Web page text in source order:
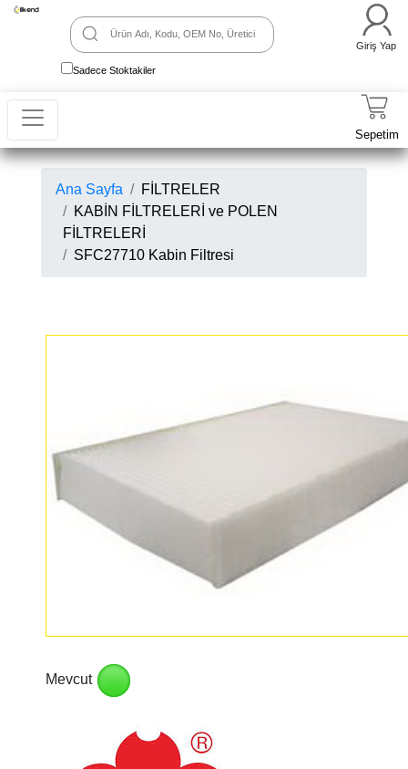
Sadece Stoktakiler
Giriş Yap
Sepetim
Ana Sayfa
FİLTRELER
KABİN FİLTRELERİ ve POLEN
FİLTRELERİ
SFC27710 Kabin Filtresi
Mevcut